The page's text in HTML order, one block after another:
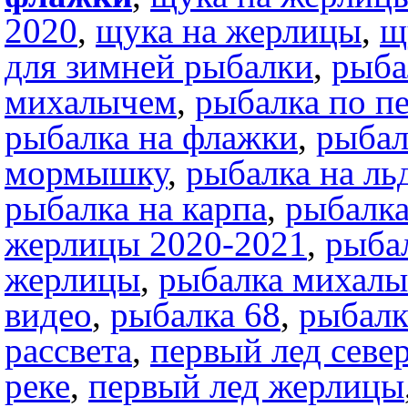
2020, щука на жерлицы,
для зимней рыбалки,
михалычем, рыбалка по
рыбалка на флажки,
мормышку, рыбалка на
рыбалка на карпа,
жерлицы 2020-2021,
жерлицы, рыбалка
видео, рыбалка 68,
рассвета, первый лед
реке, первый лед жерлицы